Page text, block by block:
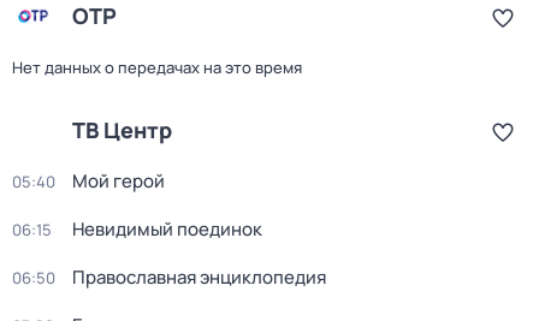
ОТР
Нет данных о передачах на это время
ТВ Центр
05:40 Мой герой
06:15 Невидимый поединок
06:50 Православная энциклопедия